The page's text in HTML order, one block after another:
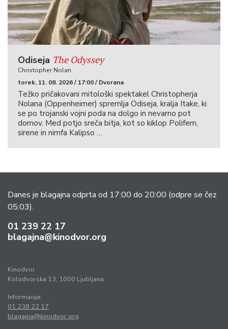
Odiseja The Odyssey
Christopher Nolan
torek, 11. 08. 2026 / 17:00 / Dvorana
Težko pričakovani mitološki spektakel Christopherja
Nolana (Oppenheimer) spremlja Odiseja, kralja Itake, ki
se po trojanski vojni poda na dolgo in nevarno pot
domov. Med potjo sreča bitja, kot so kiklop Polifem,
sirene in nimfa Kalipso …
Danes je blagajna odprta od 17:00 do 20:00 (odpre se čez
05:03).
01 239 22 17
blagajna@kinodvor.org
Kinodvor
Kolodvorska 13, 1000 Ljubljana
Informacije:
01 239 22 17
blagajna@kinodvor.org